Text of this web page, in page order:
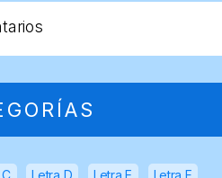
Letra D Letra E Letra F